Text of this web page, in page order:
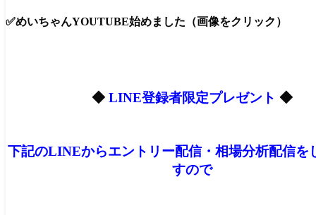
✅めいちゃんYOUTUBE始めました（画像をクリック）
◆ LINE登録者限定プレゼント ◆
下記のLINEからエントリー配信・相場分析配信を
すので